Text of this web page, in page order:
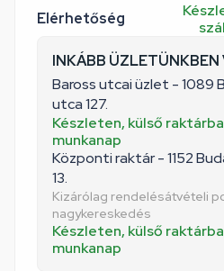
Elérhetőség
INKÁBB ÜZLETÜNKBEN
Baross utcai üzlet - 1089
utca 127.
Készleten, külső
munkanap
Központi raktár - 1152
13.
Kizárólag rendelésátvételi
nagykereskedés
Készleten, külső
munkanap